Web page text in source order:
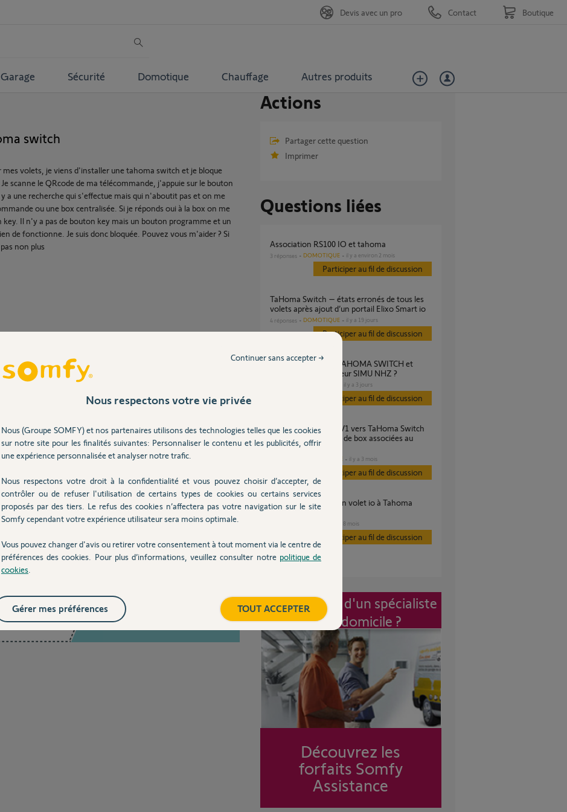
Garage Sécurité Domotique Chauffage Autres produits
Devis avec un pro Contact Boutique
switch
mes volets, je viens d'installer une tahoma switch et je bloque
scanne le QRcode de ma télécommande, j'appuie sur le bouton
a une recherche qui s'effectue mais qui n'aboutit pas et on me
ou une box centralisée. Si je réponds oui à la box on me
Il n'y a pas de bouton key mais un bouton programme et un
de fonctionne. Je suis donc bloquée. Pouvez vous m'aider ? Si
non plus
Participer au fil de discussion
biais du forum,
notre service client, afin que mes collegues puisse
d'un an
Posez votre question
Actions
Partager cette question
Imprimer
Questions liées
Association RS100 IO et tahoma
3 réponses DOMOTIQUE il y a environ 2 mois
Participer au fil de discussion
TaHoma Switch – états erronés de tous les
volets après ajout d’un portail Elixo Smart io
4 réponses DOMOTIQUE il y a 19 jours
Participer au fil de discussion
Compatibilité avec TAHOMA SWITCH et
volets roulants moteur SIMU NHZ ?
il y a 3 jours
Participer au fil de discussion
Migration TaHoma V1 vers TaHoma Switch
impossible — conflit de box associées au
même compte
DOMOTIQUE il y a 3 mois
Participer au fil de discussion
Problème association volet io à Tahoma
switch
il y a 8 mois
Participer au fil de discussion
Intervention d'un spécialiste
à mon domicile ?
Découvrez les
forfaits Somfy
Assistance
Nous respectons votre vie privée
Nous (Groupe SOMFY) et nos partenaires utilisons des technologies telles que les cookies
sur notre site pour les finalités suivantes: Personnaliser le contenu et les publicités, offrir
une expérience personnalisée et analyser notre trafic.
Nous respectons votre droit à la confidentialité et vous pouvez choisir d’accepter, de
contrôler ou de refuser l'utilisation de certains types de cookies ou certains services
proposés par des tiers. Le refus des cookies n’affectera pas votre navigation sur le site
Somfy cependant votre expérience utilisateur sera moins optimale.
Vous pouvez changer d'avis ou retirer votre consentement à tout moment via le centre de
préférences des cookies. Pour plus d’informations, veuillez consulter notre politique de
cookies
Continuer sans accepter →
TOUT ACCEPTER
Gérer mes préférences